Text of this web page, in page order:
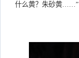
什么黄？朱砂黄……”